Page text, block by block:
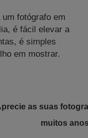
fotógrafo em
é fácil elevar a
é simples
em mostrar.
as suas
muitos anos